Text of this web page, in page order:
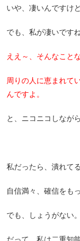
いや、凄いんですけ
でも、私が凄いです
ええ～、そんなこと
周りの人に恵まれて
んですよ。
と、ニコニコしなが
私だったら、潰れて
自信満々、確信をも
でも、しょうがない。